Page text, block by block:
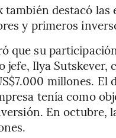
también destacó
y primeros
que su
jefe, Ilya
millones.
tenía como
En octubre,